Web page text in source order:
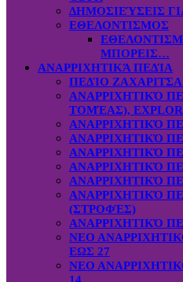
ΔΗΜΟΣΙΕΎΣΕΙΣ
ΕΘΕΛΟΝΤΙΣΜΟΣ
ΜΠΟΡΕΙΣ…
ΑΝΑΡΡΙΧΗΤΙΚΆ ΠΕΔΊΑ
ΠΕΔΊΟ
ΑΝΑΡΡΙΧΗΤΙΚΌ
ΤΟΜΈΑΣ),
ΑΝΑΡΡΙΧΗΤΙΚΌ
ΑΝΑΡΡΙΧΗΤΙΚΌ
ΑΝΑΡΡΙΧΗΤΙΚΌ
ΑΝΑΡΡΙΧΗΤΙΚΌ
ΑΝΑΡΡΙΧΗΤΙΚΌ
ΑΝΑΡΡΙΧΗΤΙΚΌ
(ΣΤΡΟΦΈΣ)
ΑΝΑΡΡΙΧΗΤΙΚΌ
ΝΕΟ
ΕΩΣ 27
ΝΕΟ